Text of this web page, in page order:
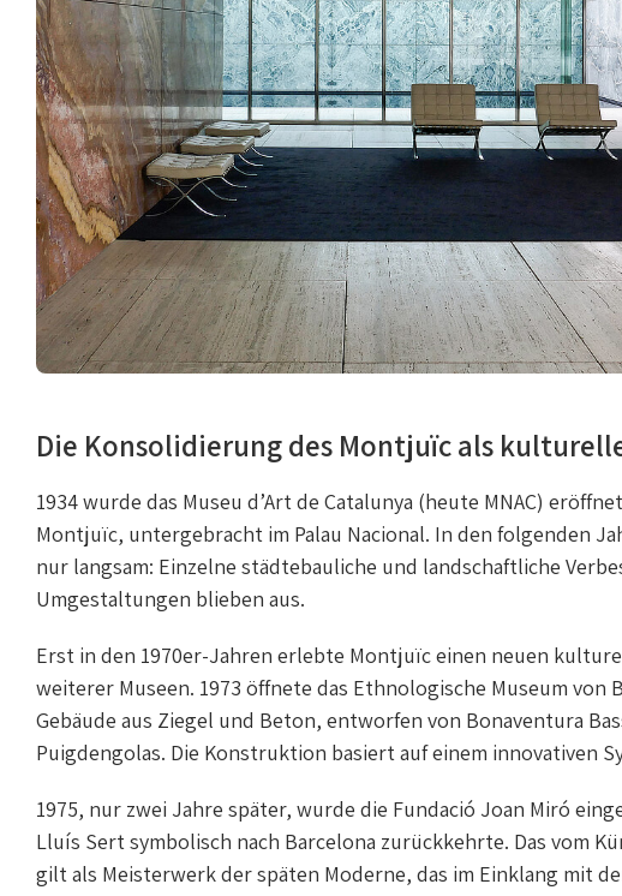
Die Konsolidierung des Montjuïc als
1934 wurde das Museu d’Art de Catalunya (heute MNAC)
Montjuïc, untergebracht im Palau Nacional. In den folgenden
nur langsam: Einzelne städtebauliche und landschaftliche
Umgestaltungen blieben aus.
Erst in den 1970er-Jahren erlebte Montjuïc einen neuen
weiterer Museen. 1973 öffnete das Ethnologische Museum von
Gebäude aus Ziegel und Beton, entworfen von Bonaventura
Puigdengolas. Die Konstruktion basiert auf einem innovativen
1975, nur zwei Jahre später, wurde die Fundació Joan Miró
Lluís Sert symbolisch nach Barcelona zurückkehrte. Das vom
gilt als Meisterwerk der späten Moderne, das im Einklang mit